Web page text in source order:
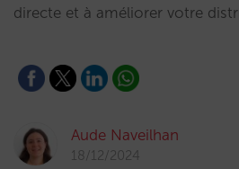
directe et à améliorer votre
Aude Naveilhan
18/12/2024